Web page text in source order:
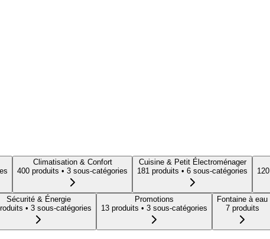
Climatisation & Confort
400 produits • 3 sous-catégories
Cuisine & Petit Électroménager
181 produits • 6 sous-catégories
120
Sécurité & Énergie
s • 3 sous-catégories
Promotions
13 produits • 3 sous-catégories
Fontaine à eau
7produits